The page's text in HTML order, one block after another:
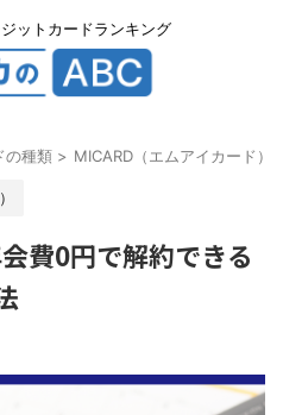
ットカードランキング
の種類 > MICARD（エムアイカード）
費0円で解約できる